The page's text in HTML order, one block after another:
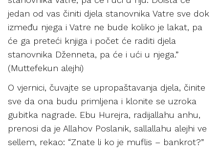
jedan od vas činiti djela stanovnika Vatre sve dok
između njega i Vatre ne bude koliko je lakat, pa
će ga preteći knjiga i počet će raditi djela
stanovnika Dženneta, pa će i ući u njega.”
(Muttefekun alejhi)
O vjernici, čuvajte se upropaštavanja djela, činite
sve da ona budu primljena i klonite se uzroka
gubitka nagrade. Ebu Hurejra, radijallahu anhu,
prenosi da je Allahov Poslanik, sallallahu alejhi ve
sellem, rekao: “Znate li ko je muflis – bankrot?”